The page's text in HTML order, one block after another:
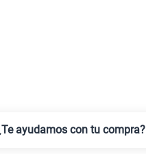
ayudamos con tu compra?